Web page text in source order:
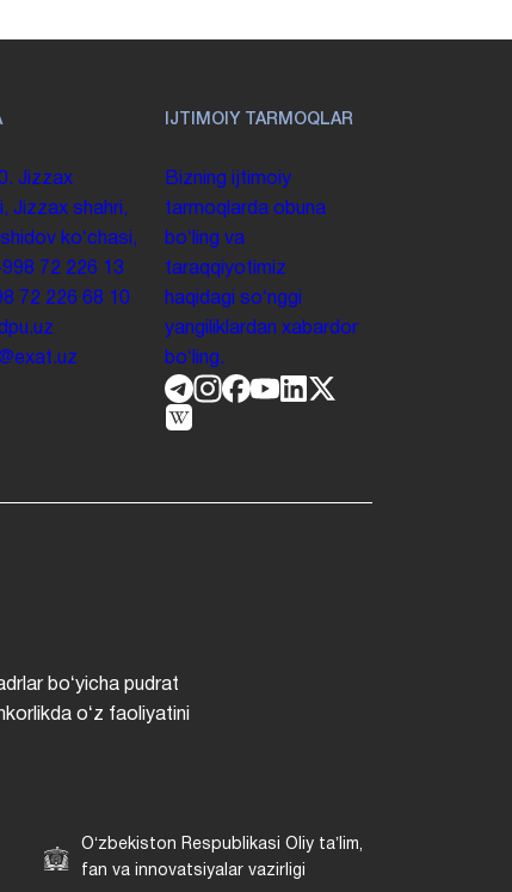
Jizzax
Jizzax shahri,
koʻchasi,
72 226 13
72 226 68 10
IJTIMOIY TARMOQLAR
Bizning ijtimoiy
tarmoqlarda obuna
boʻling va
taraqqiyotimiz
haqidagi soʻnggi
yangiliklardan xabardor
boʻling.
boʻyicha pudrat
oʻz faoliyatini
Oʻzbekiston Respublikasi Oliy taʼlim,
fan va innovatsiyalar vazirligi